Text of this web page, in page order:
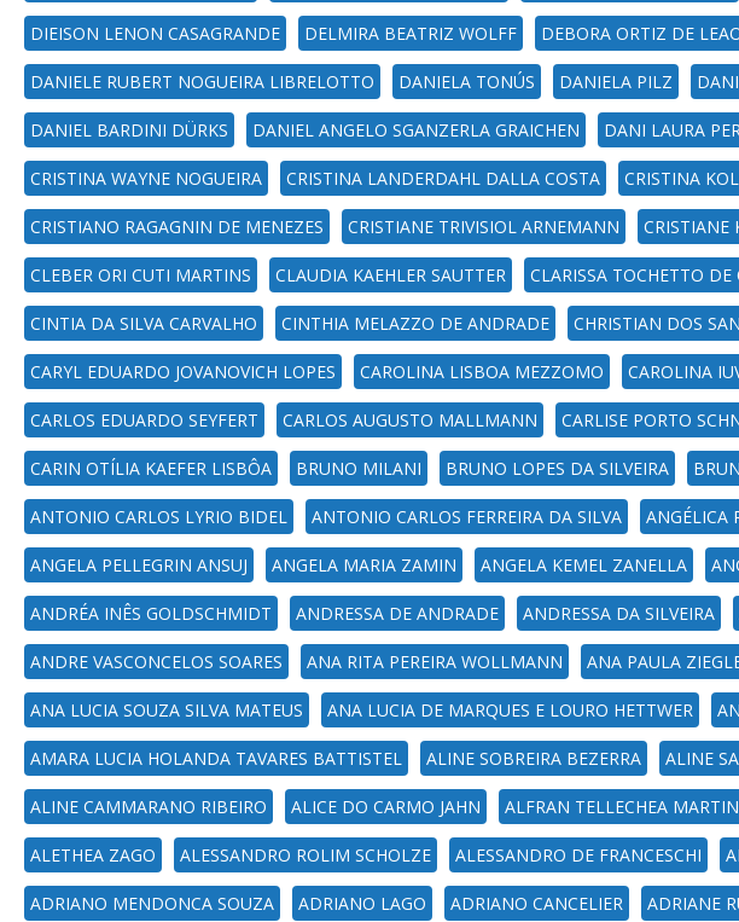
DIEISON LENON CASAGRANDE DELMIRA BEATRIZ WOLFF DEBORA ORTIZ DE
DANIELE RUBERT NOGUEIRA LIBRELOTTO DANIELA TONÚS DANIELA PILZ
DANIEL BARDINI DÜRKS DANIEL ANGELO SGANZERLA GRAICHEN DANI LAURA
CRISTINA WAYNE NOGUEIRA CRISTINA LANDERDAHL DALLA COSTA CRISTINA
CRISTIANO RAGAGNIN DE MENEZES CRISTIANE TRIVISIOL ARNEMANN CRISTIANE
CLEBER ORI CUTI MARTINS CLAUDIA KAEHLER SAUTTER CLARISSA TOCHETTO DE
CINTIA DA SILVA CARVALHO CINTHIA MELAZZO DE ANDRADE CHRISTIAN DOS
CARYL EDUARDO JOVANOVICH LOPES CAROLINA LISBOA MEZZOMO CAROLINA
CARLOS EDUARDO SEYFERT CARLOS AUGUSTO MALLMANN CARLISE PORTO
CARIN OTÍLIA KAEFER LISBÔA BRUNO MILANI BRUNO LOPES DA SILVEIRA
ANTONIO CARLOS LYRIO BIDEL ANTONIO CARLOS FERREIRA DA SILVA ANGÉLICA
ANGELA PELLEGRIN ANSUJ ANGELA MARIA ZAMIN ANGELA KEMEL ZANELLA
ANDRÉA INÊS GOLDSCHMIDT ANDRESSA DE ANDRADE ANDRESSA DA SILVEIRA
ANDRE VASCONCELOS SOARES ANA RITA PEREIRA WOLLMANN ANA PAULA
ANA LUCIA SOUZA SILVA MATEUS ANA LUCIA DE MARQUES E LOURO HETTWER
AMARA LUCIA HOLANDA TAVARES BATTISTEL ALINE SOBREIRA BEZERRA ALINE
ALINE CAMMARANO RIBEIRO ALICE DO CARMO JAHN ALFRAN TELLECHEA
ALETHEA ZAGO ALESSANDRO ROLIM SCHOLZE ALESSANDRO DE FRANCESCHI
ADRIANO MENDONCA SOUZA ADRIANO LAGO ADRIANO CANCELIER ADRIANE